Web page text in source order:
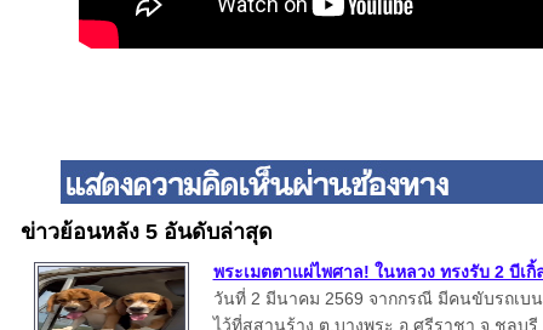
ข่าวย้อนหลัง 5 อันดับล่าสุด
พระเมตตาแผ่ไพศาล! ในหลวง ทรงรับ 2 บีเ
วันที่ 2 มีนาคม 2569 จากกรณี มีคนขับรถเบ
ไว้ที่สุสานร้าง ต.บางพระ อ.ศรีราชา จ.ชลบุรี